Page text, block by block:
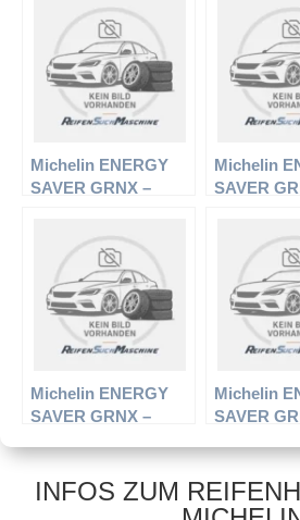
Sommerreifen
Michelin ENERGY
SAVER GRNX –
Sommerreifen
Michelin
SAVER
Michelin ENERGY
SAVER GRNX –
R16 98V –
Sommerreifen
Michelin
SAVER
R14 81T –
INFOS ZUM